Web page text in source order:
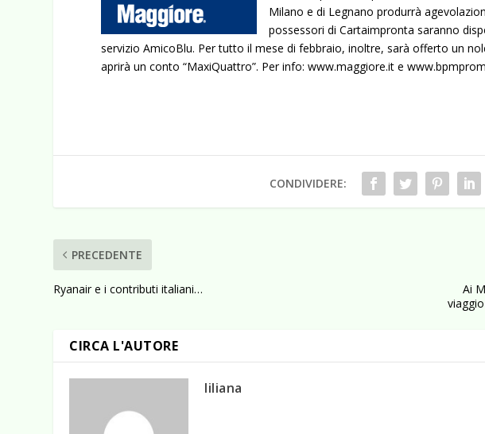
Milano e di Legnano produrrà
possessori di Cartaimpronta saranno
servizio AmicoBlu. Per tutto il mese di febbraio, inoltre, sarà offerto un
aprirà un conto “MaxiQuattro”. Per info:www.maggiore.it e
CONDIVIDERE:
PRECEDENTE
Ryanair e i contributi italiani…
Ai
CIRCA L'AUTORE
liliana